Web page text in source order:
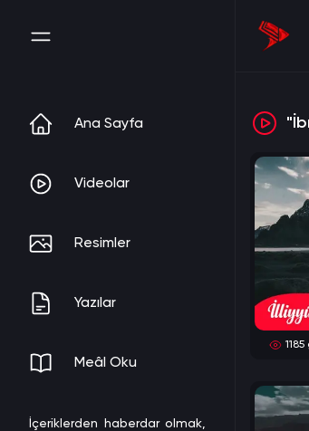
Ana Sayfa
Videolar
Resimler
Yazılar
Meâl Oku
İçeriklerden haberdar olmak,
1185